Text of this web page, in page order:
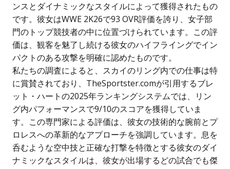
ンスとダイナミックなスタイルによって獲得されたもの
です。彼女はWWE 2K26で93 OVR評価を誇り、女子部
門のトップ競技者の中に位置づけられています。この評
価は、観客を魅了し続ける彼女のハイフライングでイン
パクトのある攻撃を明確に認めたものです。
私たちの調査によると、スカイのリング内での仕事は特
に賞賛されており、TheSportster.comが引用するブレ
ット・ハートの2025年ランキングシステムでは、リン
グ内パフォーマンスで9/10のスコアを獲得していま
す。この専門家による評価は、彼女の技術的な腕前とプ
ロレスへの革新的なアプローチを強調しています。息を
呑むような空中技と正確な打撃を特徴とする彼女のダイ
ナミックなスタイルは、彼女が出場するどの試合でも傑